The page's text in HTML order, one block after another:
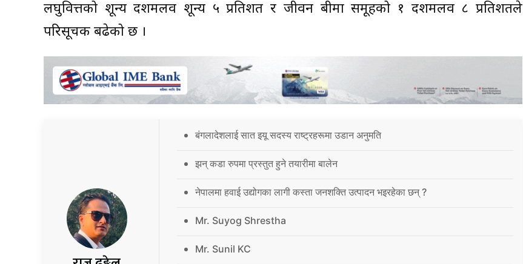
लघुवित्तको शून्य दशमलव शून्य ५ प्रतिशत र जीवन बीमा समूहको १ दशमलव ८ प्रतिशतले
परिसूचक बढेको छ ।
बंगलादेशलाई सात इयू सदस्य राष्ट्रहरूमा उडान अनुमति
झन् कडा रुपमा प्रस्तुत हुने तयारीमा बालेन
नेपालमा हवाई उद्योगका लागी कस्ता जनशक्ति उत्पादन भइरहेका छन् ?
Mr. Suyog Shrestha
Mr. Sunil KC